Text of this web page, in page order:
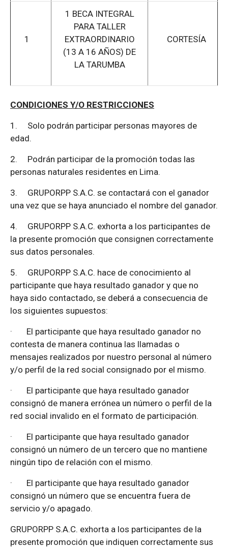
1
1 BECA INTEGRAL
PARA TALLER
EXTRAORDINARIO
(13 A 16 AÑOS) DE
LA TARUMBA
CORTESÍA
CONDICIONES Y/O RESTRICCIONES
1. Solo podrán participar personas mayores de
edad.
2. Podrán participar de la promoción todas las
personas naturales residentes en Lima.
3. GRUPORPP S.A.C. se contactará con el ganador
una vez que se haya anunciado el nombre del ganador.
4. GRUPORPP S.A.C. exhorta a los participantes de
la presente promoción que consignen correctamente
sus datos personales.
5. GRUPORPP S.A.C. hace de conocimiento al
participante que haya resultado ganador y que no
haya sido contactado, se deberá a consecuencia de
los siguientes supuestos:
· El participante que haya resultado ganador no
contesta de manera continua las llamadas o
mensajes realizados por nuestro personal al número
y/o perfil de la red social consignado por el mismo.
· El participante que haya resultado ganador
consignó de manera errónea un número o perfil de la
red social invalido en el formato de participación.
· El participante que haya resultado ganador
consignó un número de un tercero que no mantiene
ningún tipo de relación con el mismo.
· El participante que haya resultado ganador
consignó un número que se encuentra fuera de
servicio y/o apagado.
GRUPORPP S.A.C. exhorta a los participantes de la
presente promoción que indiquen correctamente sus